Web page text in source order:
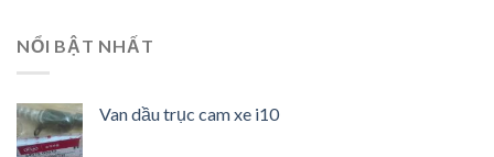
NỔI BẬT NHẤT
Van dầu trục cam xe i10